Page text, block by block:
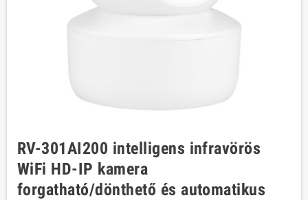
RV-301AI200 intelligens infravörös
WiFi HD-IP kamera
forgatható/dönthető és automatikus